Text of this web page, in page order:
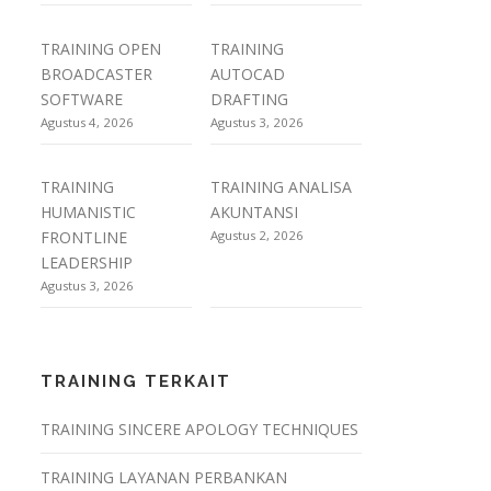
TRAINING OPEN
BROADCASTER
SOFTWARE
Agustus 4, 2026
TRAINING
AUTOCAD
DRAFTING
Agustus 3, 2026
TRAINING
HUMANISTIC
FRONTLINE
LEADERSHIP
Agustus 3, 2026
TRAINING ANALISA
AKUNTANSI
Agustus 2, 2026
TRAINING TERKAIT
TRAINING SINCERE APOLOGY TECHNIQUES
TRAINING LAYANAN PERBANKAN